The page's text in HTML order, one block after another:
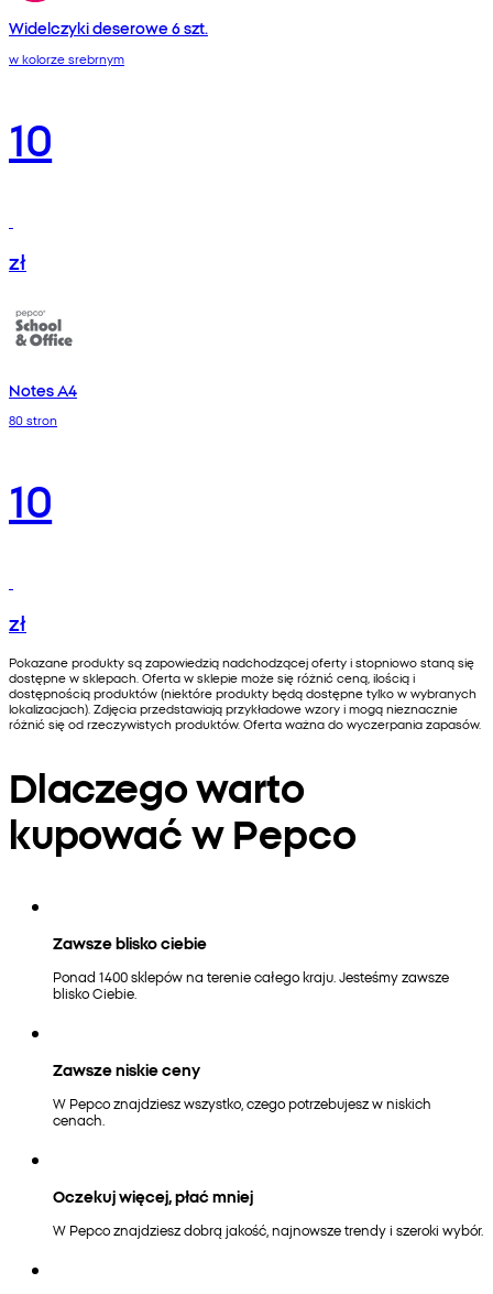
Widelczyki deserowe 6 szt.
w kolorze srebrnym
10
zł
Notes A4
80 stron
10
zł
Pokazane produkty są zapowiedzią nadchodzącej oferty i stopniowo staną się
dostępne w sklepach. Oferta w sklepie może się różnić ceną, ilością i
dostępnością produktów (niektóre produkty będą dostępne tylko w wybranych
lokalizacjach). Zdjęcia przedstawiają przykładowe wzory i mogą nieznacznie
różnić się od rzeczywistych produktów. Oferta ważna do wyczerpania zapasów.
Dlaczego warto
kupować w Pepco
Zawsze blisko ciebie
Ponad 1400 sklepów na terenie całego kraju. Jesteśmy zawsze
blisko Ciebie.
Zawsze niskie ceny
W Pepco znajdziesz wszystko, czego potrzebujesz w niskich
cenach.
Oczekuj więcej, płać mniej
W Pepco znajdziesz dobrą jakość, najnowsze trendy i szeroki wybór.